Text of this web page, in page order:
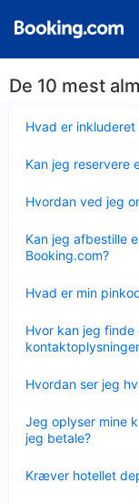
De 10 mest
Hvad er inkluderet
Kan jeg reservere
Hvordan ved jeg
Kan jeg afbestille
Booking.com?
Hvad er min
Hvor kan jeg
Hvordan ser jeg
Jeg oplyser mine
jeg betale?
Kræver hotellet